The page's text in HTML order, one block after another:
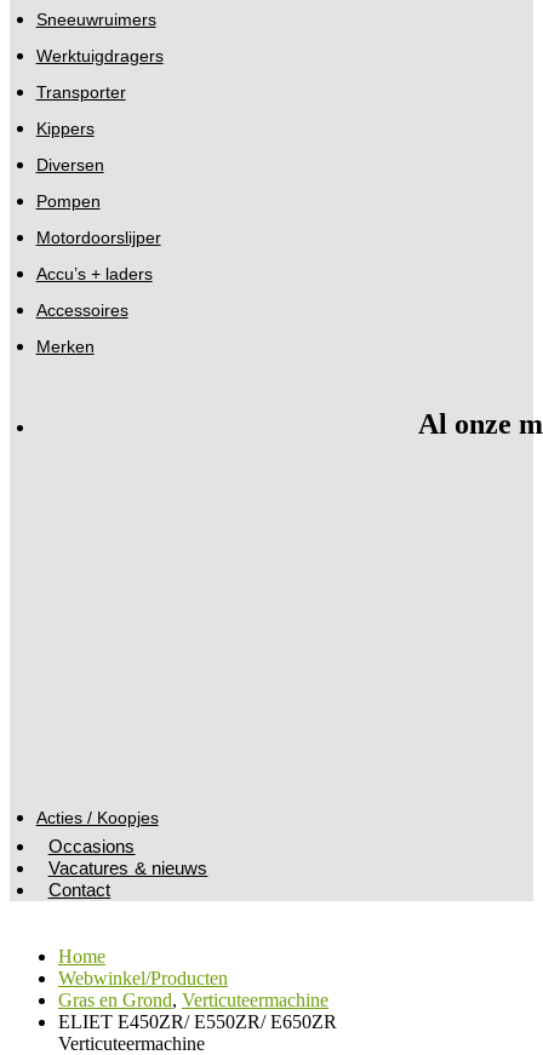
Sneeuwruimers
Werktuigdragers
Transporter
Kippers
Diversen
Pompen
Motordoorslijper
Accu’s + laders
Accessoires
Merken
Al onze
Acties / Koopjes
Occasions
Vacatures & nieuws
Contact
Home
Webwinkel/Producten
Gras en Grond, Verticuteermachine
ELIET E450ZR/ E550ZR/ E650ZR
Verticuteermachine